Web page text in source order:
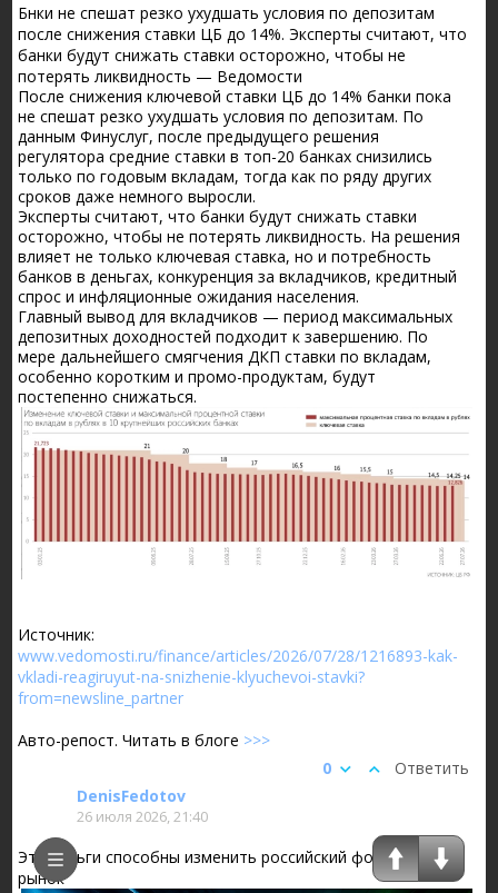
Бнки не спешат резко ухудшать условия по депозитам
после снижения ставки ЦБ до 14%. Эксперты считают, что
банки будут снижать ставки осторожно, чтобы не
потерять ликвидность — Ведомости
После снижения ключевой ставки ЦБ до 14% банки пока
не спешат резко ухудшать условия по депозитам. По
данным Финуслуг, после предыдущего решения
регулятора средние ставки в топ-20 банках снизились
только по годовым вкладам, тогда как по ряду других
сроков даже немного выросли.
Эксперты считают, что банки будут снижать ставки
осторожно, чтобы не потерять ликвидность. На решения
влияет не только ключевая ставка, но и потребность
банков в деньгах, конкуренция за вкладчиков, кредитный
спрос и инфляционные ожидания населения.
Главный вывод для вкладчиков — период максимальных
депозитных доходностей подходит к завершению. По
мере дальнейшего смягчения ДКП ставки по вкладам,
особенно коротким и промо-продуктам, будут
постепенно снижаться.
Источник:
www.vedomosti.ru/finance/articles/2026/07/28/1216893-kak-
vkladi-reagiruyut-na-snizhenie-klyuchevoi-stavki?
from=newsline_partner
Авто-репост. Читать в блоге >>>
Ответить
0
DenisFedotov
26 июля 2026, 21:40
Эти деньги способны изменить российский фондовый
рынок